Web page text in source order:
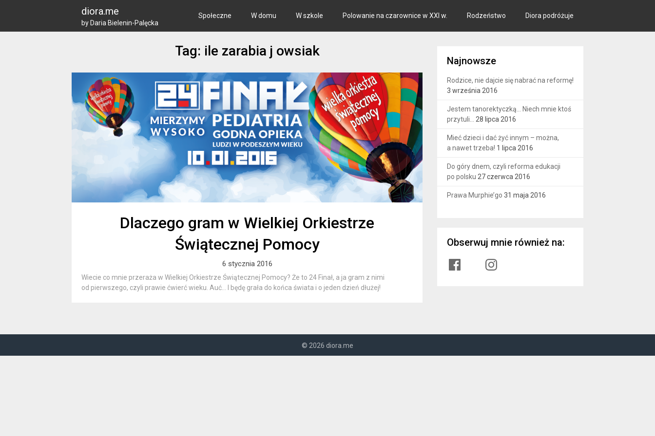
diora.me
by Daria Bielenin-Palęcka
Społeczne W domu W szkole Polowanie na czarownice w XXI w. Rodzeństwo Diora podróżuje
Tag: ile zarabia j owsiak
Dlaczego gram w Wielkiej Orkiestrze
Świątecznej Pomocy
6 stycznia 2016
Wiecie co mnie przeraża w Wielkiej Orkiestrze Świątecznej Pomocy? Że to 24 Finał, a ja gram z nimi
od pierwszego, czyli prawie ćwierć wieku. Auć… I będę grała do końca świata i o jeden dzień dłużej!
Najnowsze
Rodzice, nie dajcie się nabrać na reformę!
3 września 2016
Jestem tanorektyczką… Niech mnie ktoś
przytuli…
28 lipca 2016
Mieć dzieci i dać żyć innym – można,
a nawet trzeba! 1 lipca 2016
Do góry dnem, czyli reforma edukacji
po polsku 27 czerwca 2016
Prawa Murphie’go 31 maja 2016
Obserwuj mnie również na:
Facebook Instagram
© 2026 diora.me